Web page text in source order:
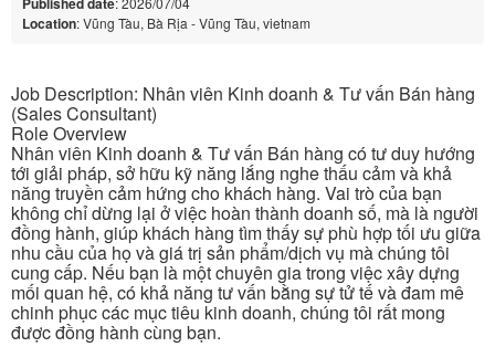
Location: Vũng Tàu, Bà Rịa - Vũng Tàu, vietnam
Job Description: Nhân viên Kinh doanh & Tư vấn Bán hàng
(Sales Consultant)
Role Overview
Nhân viên Kinh doanh & Tư vấn Bán hàng có tư duy hướng
tới giải pháp, sở hữu kỹ năng lắng nghe thấu cảm và khả
năng truyền cảm hứng cho khách hàng. Vai trò của bạn
không chỉ dừng lại ở việc hoàn thành doanh số, mà là người
đồng hành, giúp khách hàng tìm thấy sự phù hợp tối ưu giữa
nhu cầu của họ và giá trị sản phẩm/dịch vụ mà chúng tôi
cung cấp. Nếu bạn là một chuyên gia trong việc xây dựng
mối quan hệ, có khả năng tư vấn bằng sự tử tế và đam mê
chinh phục các mục tiêu kinh doanh, chúng tôi rất mong
được đồng hành cùng bạn.